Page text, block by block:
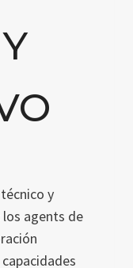
y
agents de